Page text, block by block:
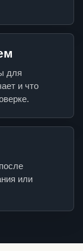
для
и что
или